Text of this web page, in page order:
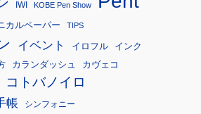
IWI KOBE Pen Show
カルペーパー TIPS
イベント イロフル インク
カランダッシュ カヴェコ
コトバノイロ
帳 シンフォニー